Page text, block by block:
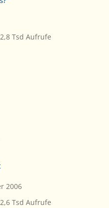
2,8 Tsd Aufrufe
2006
2,6 Tsd Aufrufe